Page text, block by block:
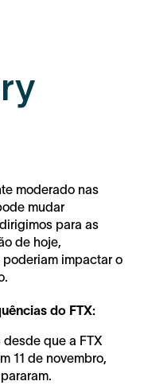
moderado nas
mudar
para as
de hoje,
impactar o
do FTX:
que a FTX
11 de novembro,